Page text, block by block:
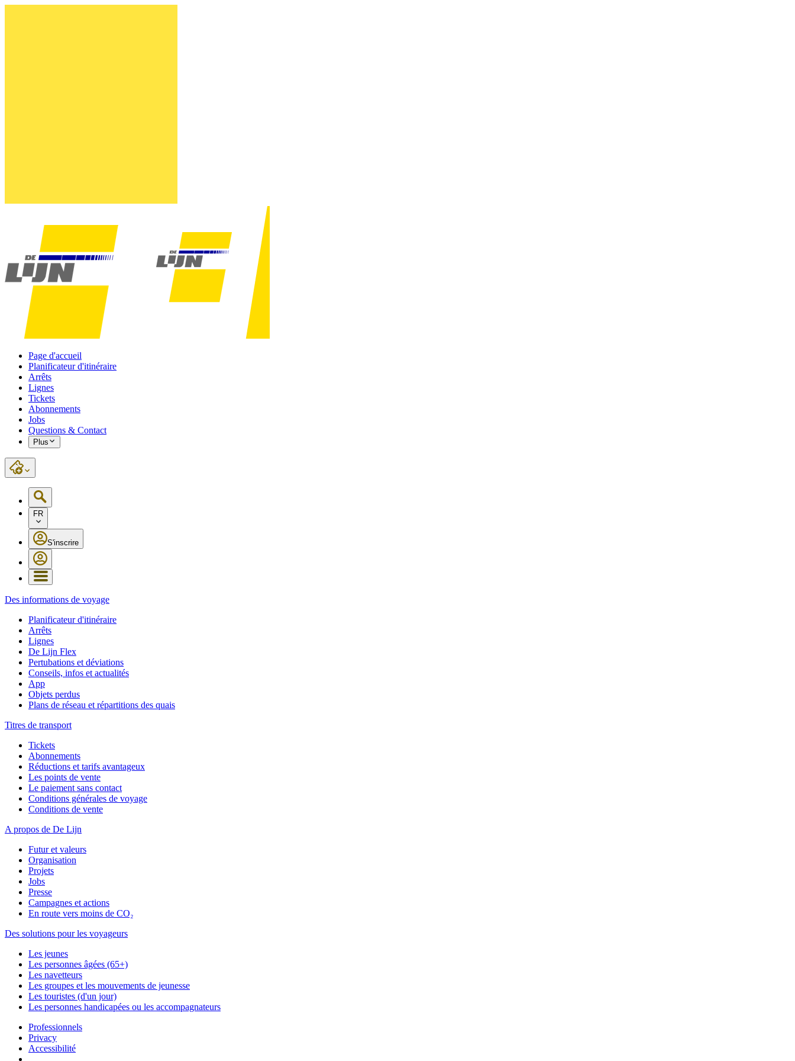
Page d'accueil
Planificateur d'itinéraire
Arrêts
Lignes
Tickets
Abonnements
Jobs
Questions & Contact
Plus
FR
S'inscrire
Des informations de voyage
Planificateur d'itinéraire
Arrêts
Lignes
De Lijn Flex
Pertubations et déviations
Conseils, infos et actualités
App
Objets perdus
Plans de réseau et répartitions des quais
Titres de transport
Tickets
Abonnements
Réductions et tarifs avantageux
Les points de vente
Le paiement sans contact
Conditions générales de voyage
Conditions de vente
A propos de De Lijn
Futur et valeurs
Organisation
Projets
Jobs
Presse
Campagnes et actions
En route vers moins de CO₂
Des solutions pour les voyageurs
Les jeunes
Les personnes âgées (65+)
Les navetteurs
Les groupes et les mouvements de jeunesse
Les touristes (d'un jour)
Les personnes handicapées ou les accompagnateurs
Professionnels
Privacy
Accessibilité